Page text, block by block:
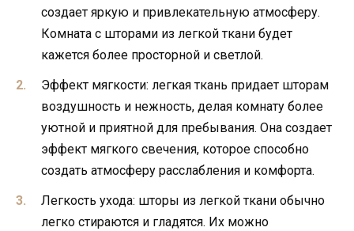
создает яркую и привлекательную атмосферу.
Комната с шторами из легкой ткани будет
кажется более просторной и светлой.
Эффект мягкости: легкая ткань придает шторам
воздушность и нежность, делая комнату более
уютной и приятной для пребывания. Она создает
эффект мягкого свечения, которое способно
создать атмосферу расслабления и комфорта.
Легкость ухода: шторы из легкой ткани обычно
легко стираются и гладятся. Их можно